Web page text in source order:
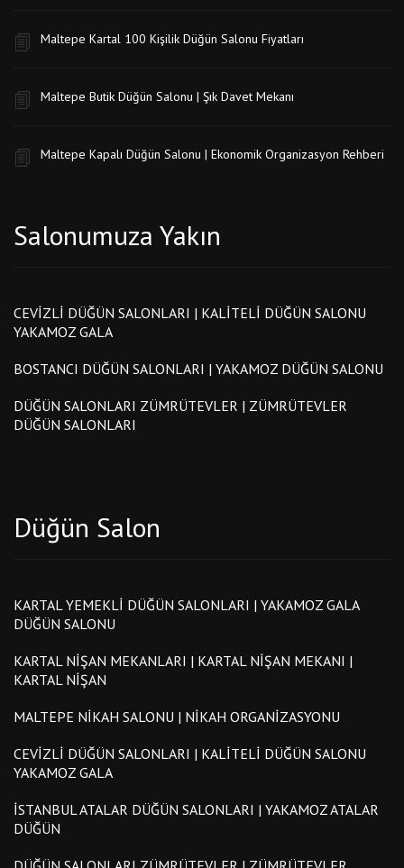
Maltepe Kartal 100 Kişilik Düğün Salonu Fiyatları
Maltepe Butik Düğün Salonu | Şık Davet Mekanı
Maltepe Kapalı Düğün Salonu | Ekonomik Organizasyon Rehberi
Salonumuza Yakın
CEVIZLI DÜĞÜN SALONLARI | KALITELI DÜĞÜN SALONU
YAKAMOZ GALA
BOSTANCI DÜĞÜN SALONLARI | YAKAMOZ DÜĞÜN SALONU
DÜĞÜN SALONLARI ZÜMRÜTEVLER | ZÜMRÜTEVLER
DÜĞÜN SALONLARI
Düğün Salon
KARTAL YEMEKLI DÜĞÜN SALONLARI | YAKAMOZ GALA
DÜĞÜN SALONU
KARTAL NIŞAN MEKANLARI | KARTAL NIŞAN MEKANI |
KARTAL NIŞAN
MALTEPE NIKAH SALONU | NIKAH ORGANIZASYONU
CEVIZLI DÜĞÜN SALONLARI | KALITELI DÜĞÜN SALONU
YAKAMOZ GALA
İSTANBUL ATALAR DÜĞÜN SALONLARI | YAKAMOZ ATALAR
DÜĞÜN